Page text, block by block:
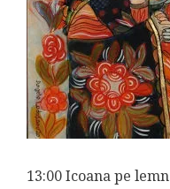
13:00 Icoana pe lemn